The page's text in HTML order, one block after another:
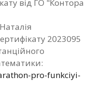
від ГО "Контора
2023095
pro-funkciyi-